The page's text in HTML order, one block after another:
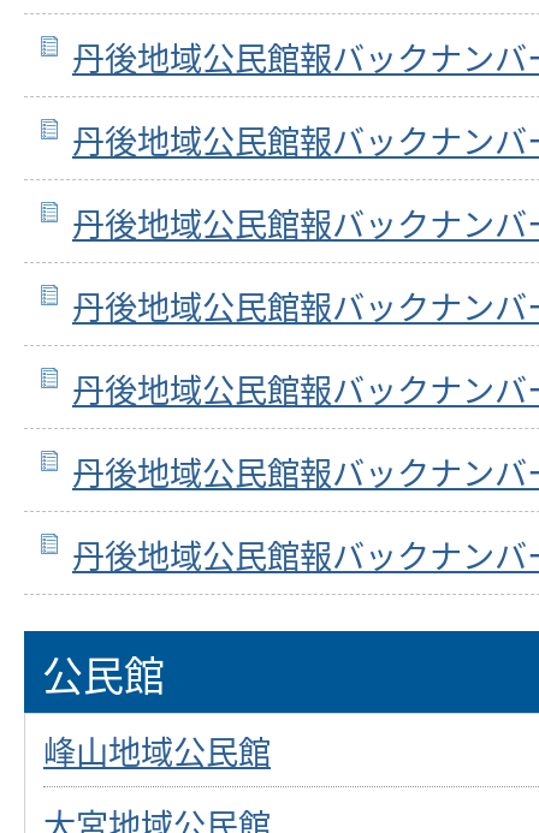
丹後地域公民館報バックナン
丹後地域公民館報バックナン
丹後地域公民館報バックナン
丹後地域公民館報バックナン
丹後地域公民館報バックナン
丹後地域公民館報バックナン
丹後地域公民館報バックナン
公民館
峰山地域公民館
大宮地域公民館